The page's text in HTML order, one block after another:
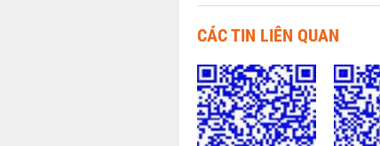
CÁC TIN LIÊN QUAN